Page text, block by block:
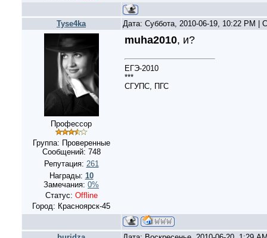
Tyse4ka Дата: Суббота, 2010-06-19, 10:22 PM |
Профессор
Группа: Проверенные
Сообщений: 748
Репутация: 261
Награды: 10
Замечания: 0%
Статус: Offline
Город: Красноярск-45
muha2010, и?
ЕГЭ-2010
***
СГУПС, ПГС